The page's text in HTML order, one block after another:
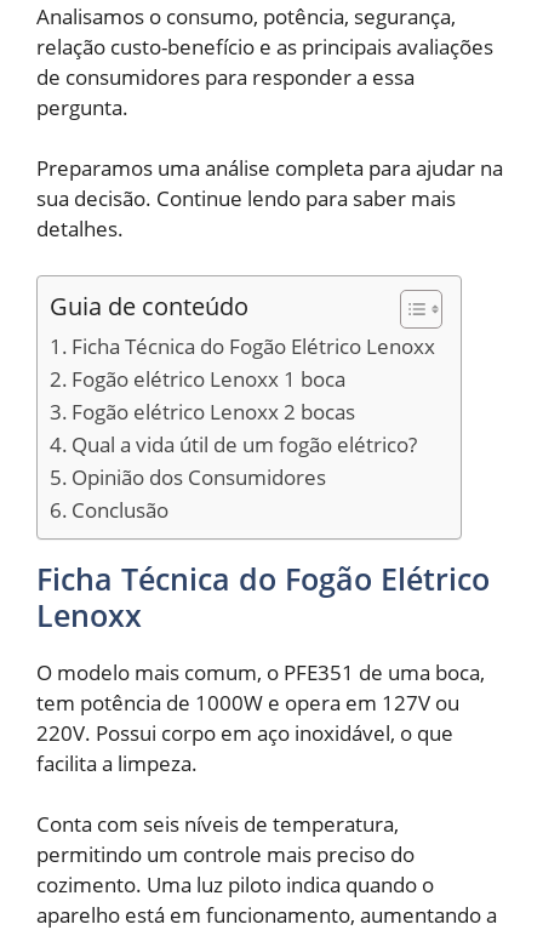
Analisamos o consumo, potência, segurança,
relação custo-benefício e as principais avaliações
de consumidores para responder a essa
pergunta.
Preparamos uma análise completa para ajudar na
sua decisão. Continue lendo para saber mais
detalhes.
Guia de conteúdo
Ficha Técnica do Fogão Elétrico Lenoxx
Fogão elétrico Lenoxx 1 boca
Fogão elétrico Lenoxx 2 bocas
Qual a vida útil de um fogão elétrico?
Opinião dos Consumidores
Conclusão
Ficha Técnica do Fogão Elétrico
Lenoxx
O modelo mais comum, o PFE351 de uma boca,
tem potência de 1000W e opera em 127V ou
220V. Possui corpo em aço inoxidável, o que
facilita a limpeza.
Conta com seis níveis de temperatura,
permitindo um controle mais preciso do
cozimento. Uma luz piloto indica quando o
aparelho está em funcionamento, aumentando a